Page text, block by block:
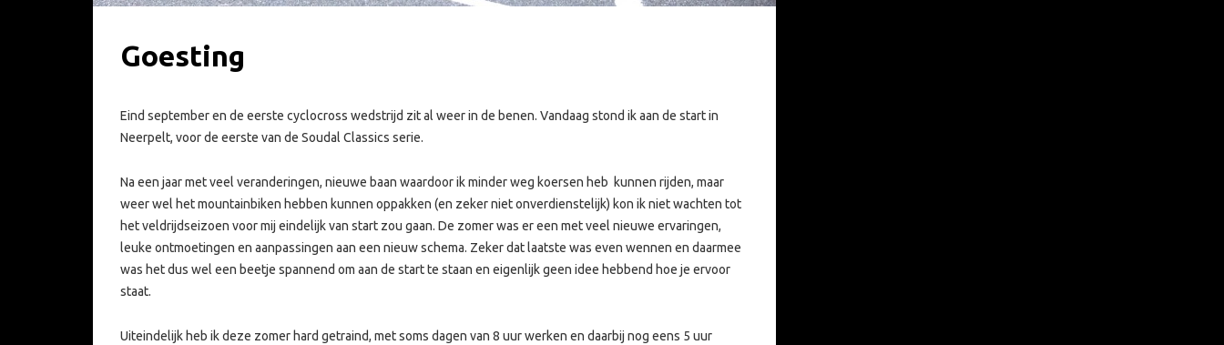
Goesting
Eind september en de eerste cyclocross wedstrijd zit al weer in de benen. Vandaag stond ik aan de start in
Neerpelt, voor de eerste van de Soudal Classics serie.
Na een jaar met veel veranderingen, nieuwe baan waardoor ik minder weg koersen heb kunnen rijden, maar
weer wel het mountainbiken hebben kunnen oppakken (en zeker niet onverdienstelijk) kon ik niet wachten tot
het veldrijdseizoen voor mij eindelijk van start zou gaan. De zomer was er een met veel nieuwe ervaringen,
leuke ontmoetingen en aanpassingen aan een nieuw schema. Zeker dat laatste was even wennen en daarmee
was het dus wel een beetje spannend om aan de start te staan en eigenlijk geen idee hebbend hoe je ervoor
staat.
Uiteindelijk heb ik deze zomer hard getraind, met soms dagen van 8 uur werken en daarbij nog eens 5 uur